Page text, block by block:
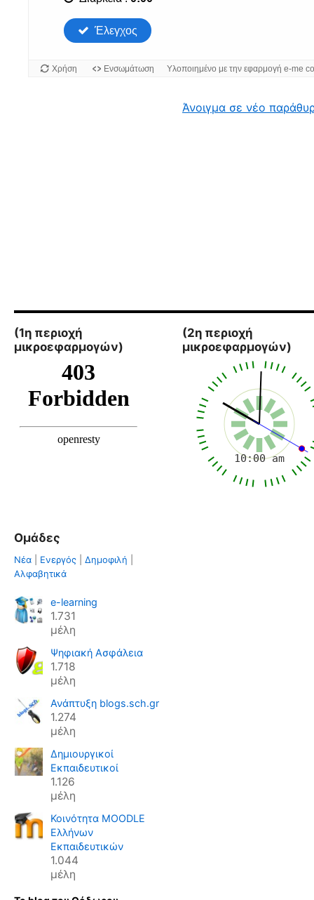
Άνοιγμα σε νέο
(1η περιοχή
μικροεφαρμογών)
Ομάδες
Νέα Ενεργός Δημοφιλή
Αλφαβητικά
e-learning
1.731
μέλη
Ψηφιακή Ασφάλεια
1.718
μέλη
Ανάπτυξη blogs.sch.gr
1.274
μέλη
Δημιουργικοί
Εκπαιδευτικοί
1.126
μέλη
Κοινότητα MOODLE
Ελλήνων
Εκπαιδευτικών
1.044
μέλη
(2η περιοχή
μικροεφαρμογών)